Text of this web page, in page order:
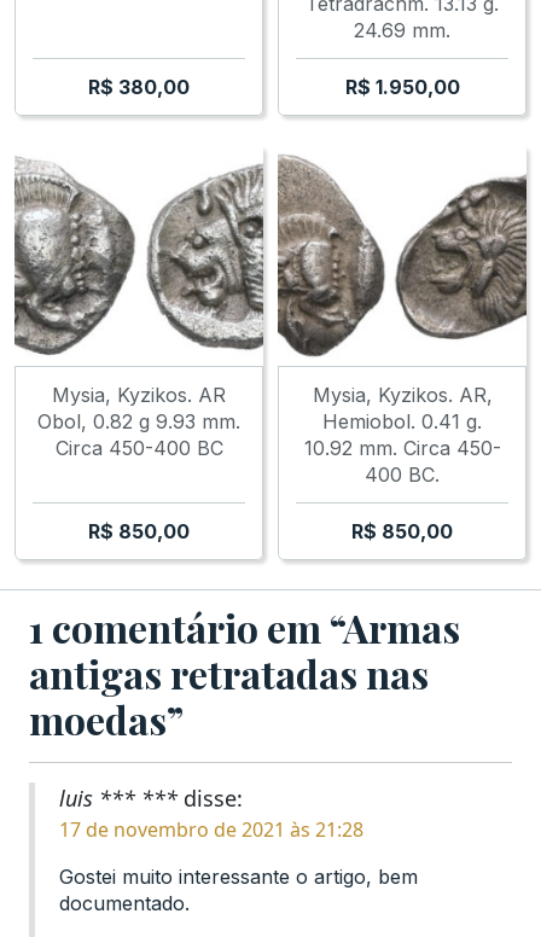
R$ 380,00
24.69 mm.
R$ 1.950,00
Mysia, Kyzikos. AR
Obol, 0.82 g 9.93 mm.
Circa 450-400 BC
R$ 850,00
Mysia, Kyzikos. AR,
Hemiobol. 0.41 g.
10.92 mm. Circa 450-
400 BC.
R$ 850,00
1 comentário em “Armas
antigas retratadas nas
moedas”
luis *** *** disse:
17 de novembro de 2021 às 21:28
Gostei muito interessante o artigo, bem
documentado.